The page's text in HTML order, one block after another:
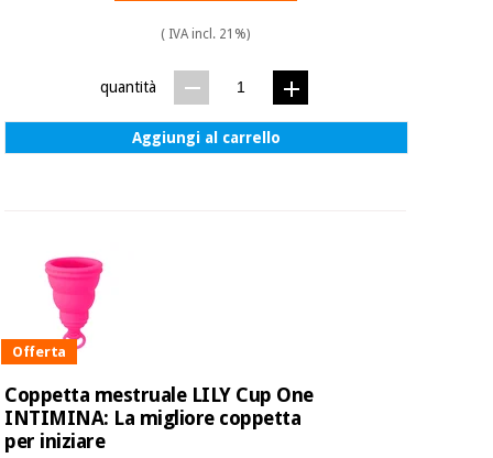
( IVA incl. 21%)
quantità
Aggiungi al carrello
Offerta
Coppetta mestruale LILY Cup One
INTIMINA: La migliore coppetta
per iniziare